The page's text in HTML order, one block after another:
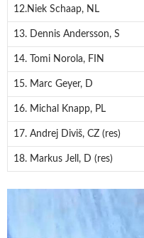
12.Niek Schaap, NL
13. Dennis Andersson, S
14. Tomi Norola, FIN
15. Marc Geyer, D
16. Michal Knapp, PL
17. Andrej Diviš, CZ (res)
18. Markus Jell, D (res)